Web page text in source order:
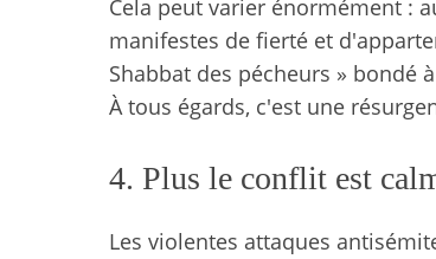
Cela peut varier énormément :
manifestes de fierté et
Shabbat des pécheurs » bondé
À tous égards, c'est une
4. Plus le conflit est
Les violentes attaques